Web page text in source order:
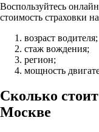
Воспользуйтесь
стоимость страховки
возраст водителя;
стаж вождения;
регион;
мощность
Сколько
Москве